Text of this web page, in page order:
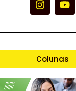
Colunas